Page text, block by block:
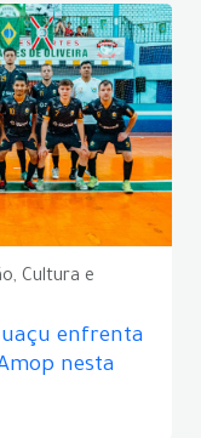
Cultura e
enfrenta
nesta